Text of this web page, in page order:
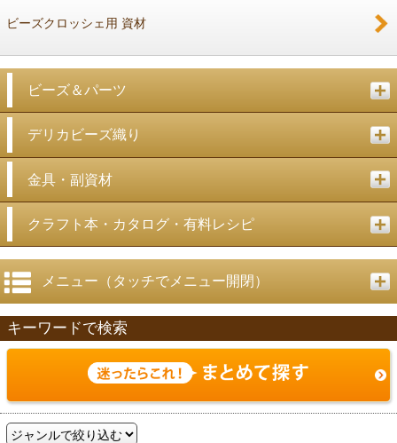
ビーズクロッシェ用 資材
ビーズ＆パーツ
デリカビーズ織り
金具・副資材
クラフト本・カタログ・有料レシピ
メニュー（タッチでメニュー開閉）
キーワードで検索